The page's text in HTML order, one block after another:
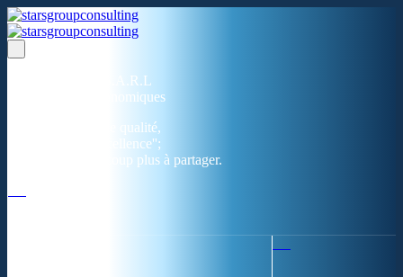
Un réseau de 05 S.A.R.L
dans 03 zones économiques
''Des prestations de qualité,
la garantie de l'excellence'';
Nous avons beaucoup plus à partager.